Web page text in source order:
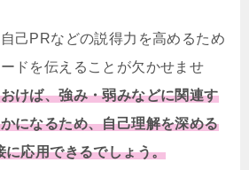
己PRなどの説得力を高めるため
ドを伝えることが欠かせませ
けば、強み・弱みなどに関連す
になるため、自己理解を深める
に応用できるでしょう。